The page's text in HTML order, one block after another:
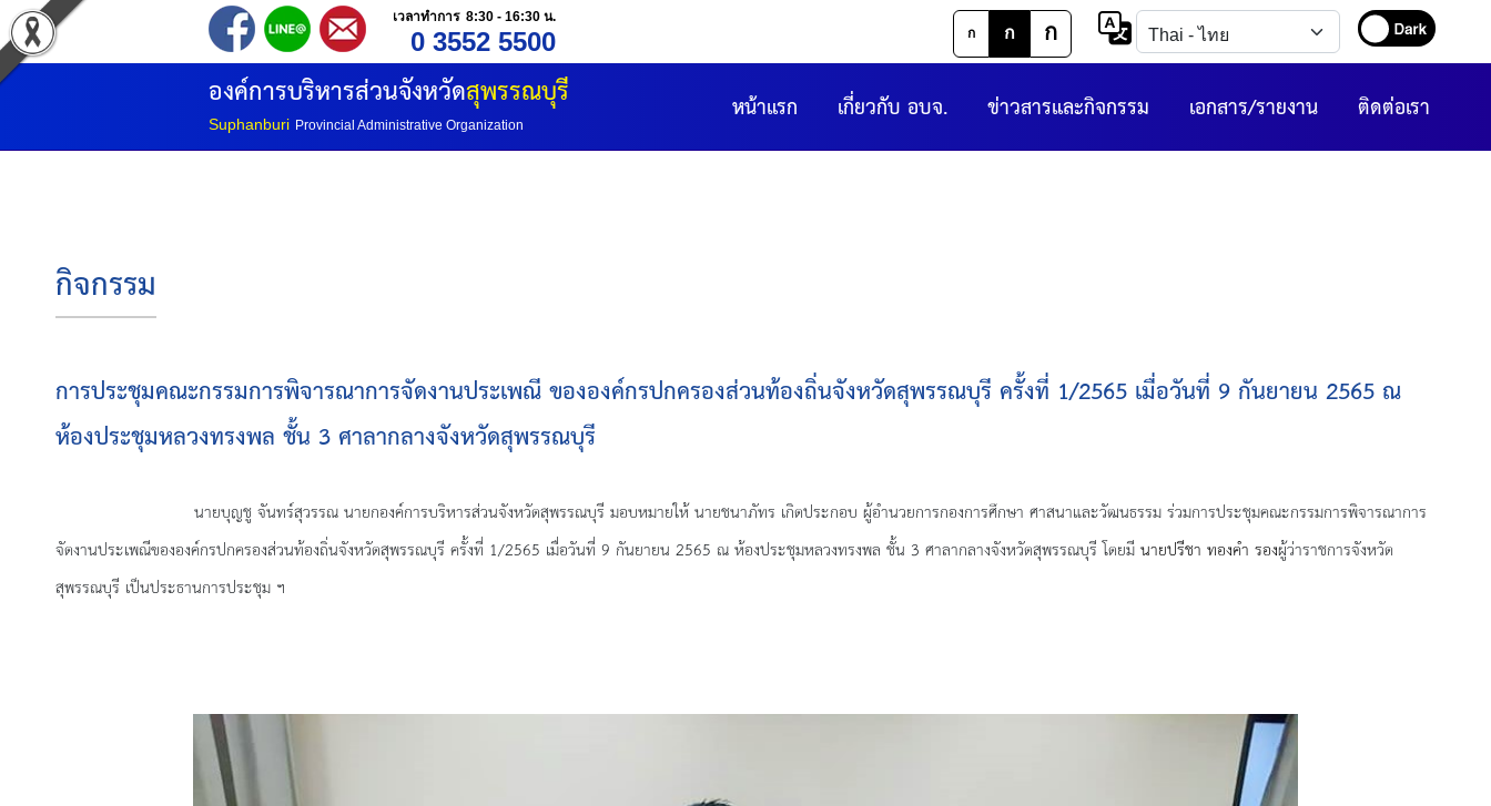
เวลาทำการ 8:30 - 16:30 น.
0 3552 5500 ก ก ก
องค์การบริหารส่วนจังหวัดสุพรรณบุรี
Suphanburi Provincial Administrative Organization ติดต่อเรา
เอกสาร/รายงาน
ข่าวสารและกิจกรรม
เกี่ยวกับ อบจ.
หน้าแรก
กิจกรรม
การประชุมคณะกรรมการพิจารณาการจัดงานประเพณี ขององค์กรปกครองส่วนท้องถิ่นจังหวัดสุพรรณบุรี ครั้งที่ 1/2565 เมื่อวันที่ 9 กันยายน 2565 ณ
ห้องประชุมหลวงทรงพล ชั้น 3 ศาลากลางจังหวัดสุพรรณบุรี
นายบุญชู จันทร์สุวรรณ นายกองค์การบริหารส่วนจังหวัดสุพรรณบุรี มอบหมายให้ นายชนาภัทร เกิดประกอบ ผู้อำนวยการกองการศึกษา ศาสนาและวัฒนธรรม ร่วมการประชุมคณะกรรมการพิจารณาการ
จัดงานประเพณีขององค์กรปกครองส่วนท้องถิ่นจังหวัดสุพรรณบุรี ครั้งที่ 1/2565 เมื่อวันที่ 9 กันยายน 2565 ณ ห้องประชุมหลวงทรงพล ชั้น 3 ศาลากลางจังหวัดสุพรรณบุรี โดยมีนายปรีชา ทองคำ รองผู้ว่าราชการจังหวัด
สุพรรณบุรี เป็นประธานการประชุม ฯ